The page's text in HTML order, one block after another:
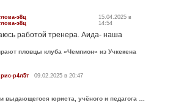
э8ц
э8ц
15.04.2025 в
14:54
работой тренера. Аида- наша
пловцы клуба «Чемпион» из Учкекена
р4л5т 09.02.2025 в 20:47